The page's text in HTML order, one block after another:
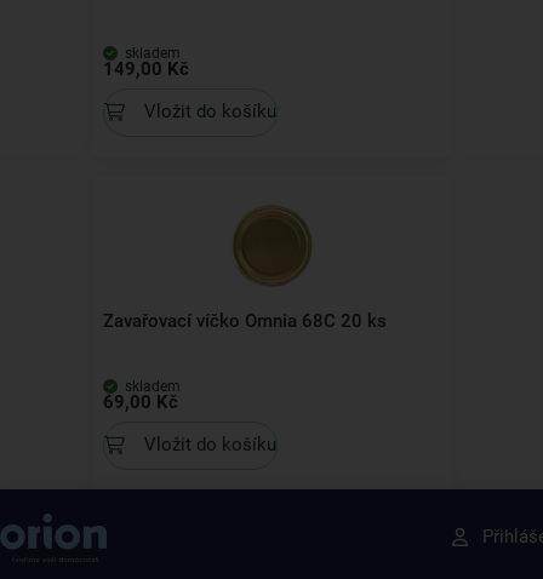
skladem
149,00 Kč
Vložit do košíku
Zavařovací víčko Omnia 68C 20 ks
skladem
69,00 Kč
Vložit do košíku
Získejte rady, recepty a tipy na slevy dřív než
ostatní